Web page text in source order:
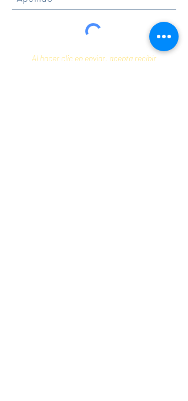
Al hacer clic en enviar, acepta recibir